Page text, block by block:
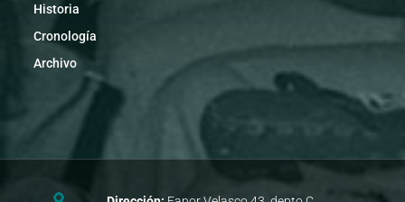
Historia
Cronología
Archivo